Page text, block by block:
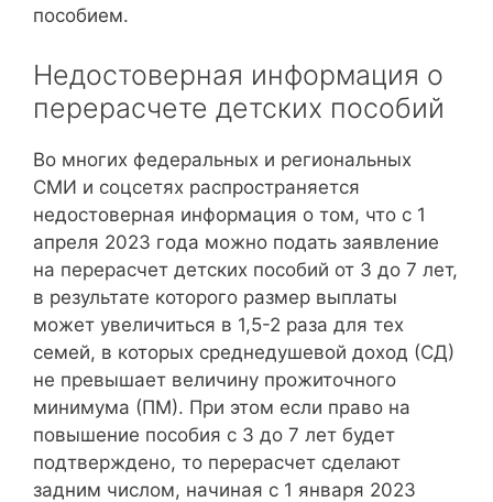
пособием.
Недостоверная информация о
перерасчете детских пособий
Во многих федеральных и региональных
СМИ и соцсетях распространяется
недостоверная информация о том, что с 1
апреля 2023 года можно подать заявление
на перерасчет детских пособий от 3 до 7 лет,
в результате которого размер выплаты
может увеличиться в 1,5-2 раза для тех
семей, в которых среднедушевой доход (СД)
не превышает величину прожиточного
минимума (ПМ). При этом если право на
повышение пособия с 3 до 7 лет будет
подтверждено, то перерасчет сделают
задним числом, начиная с 1 января 2023